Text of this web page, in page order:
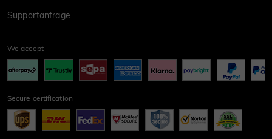
Supportanfrage
We accept
Secure certification